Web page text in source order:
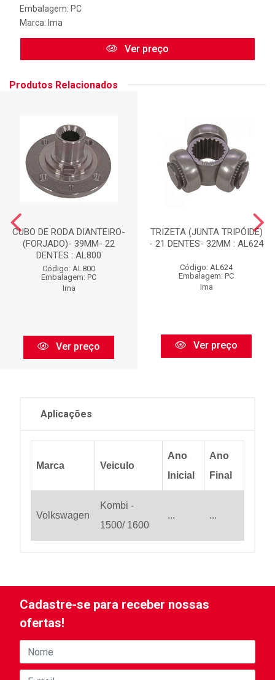
Embalagem: PC
Marca: Ima
Ver preço
Produtos Relacionados
CUBO DE RODA DIANTEIRO-
(FORJADO)- 39MM- 22
DENTES : AL800
Código: AL800
Embalagem: PC
Ima
Ver preço
TRIZETA (JUNTA TRIPÓIDE)
- 21 DENTES- 32MM : AL624
Código: AL624
Embalagem: PC
Ima
Ver preço
Aplicações
Marca Veiculo
Ano
Inicial
Ano
Final
Volkswagen
Kombi -
1500/ 1600
... ...
Cadastre-se para receber nossas
ofertas!